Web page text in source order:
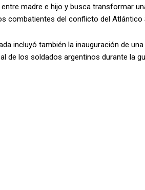
madre e hijo y busca transformar
combatientes del conflicto del Atlántico
incluyó también la inauguración de
de los soldados argentinos durante la